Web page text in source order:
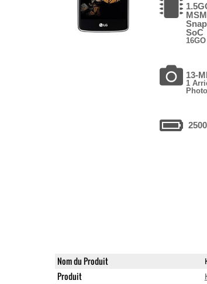
SoC
13-
1
Photo
Nom du Produit
Produit